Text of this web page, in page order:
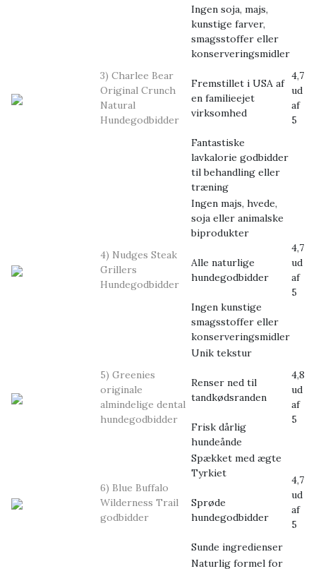
3) Charlee Bear
Original Crunch
Natural
Hundegodbidder
Ingen soja, majs,
kunstige farver,
smagsstoffer eller
konserveringsmidler
Fremstillet i USA af
en familieejet
virksomhed
Fantastiske
lavkalorie godbidder
til behandling eller
træning
4,7
ud
af
5
4) Nudges Steak
Grillers
Hundegodbidder
Ingen majs, hvede,
soja eller animalske
biprodukter
Alle naturlige
hundegodbidder
Ingen kunstige
smagsstoffer eller
konserveringsmidler
4,7
ud
af
5
5) Greenies
originale
almindelige dental
hundegodbidder
Unik tekstur
Renser ned til
tandkødsranden
Frisk dårlig
hundeånde
4,8
ud
af
5
6) Blue Buffalo
Wilderness Trail
godbidder
Spækket med ægte
Tyrkiet
Sprøde
hundegodbidder
Sunde ingredienser
4,7
ud
af
5
Naturlig formel for